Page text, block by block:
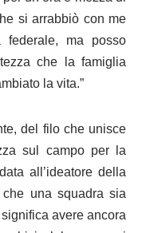
si arrabbiò con me
federale, ma posso
che la famiglia
la vita.”
del filo che unisce
sul campo per la
all’ideatore della
che una squadra sia
avere ancora